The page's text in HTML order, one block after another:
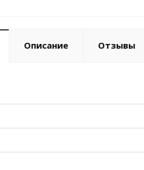
Описание Отзывы